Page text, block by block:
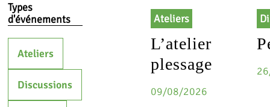
Types
d'événements
Ateliers
Discussions
Ateliers
L’atelier
plessage
09/08/2026